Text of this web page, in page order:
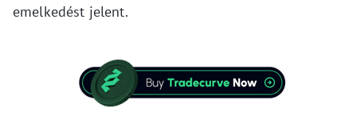
emelkedést jelent.